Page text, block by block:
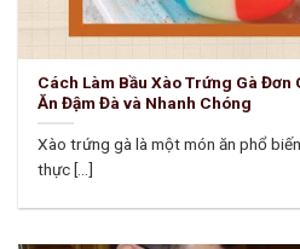
Cách Làm Bầu Xào Trứng Gà Đơn
Ăn Đậm Đà và Nhanh Chóng
Xào trứng gà là một món ăn phổ
thực [...]